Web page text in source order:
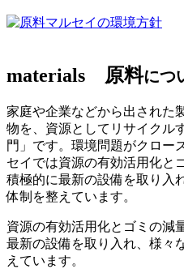
マルセイの環境方針
materials 原料につ
家庭や企業などから出された
物を、資源としてリサイクル
門」です。環境問題がクロー
セイでは資源の有効活用化と
積極的に最新の設備を取り入
体制を整えています。
資源の有効活用化とゴミの減
最新の設備を取り入れ、様々
えています。